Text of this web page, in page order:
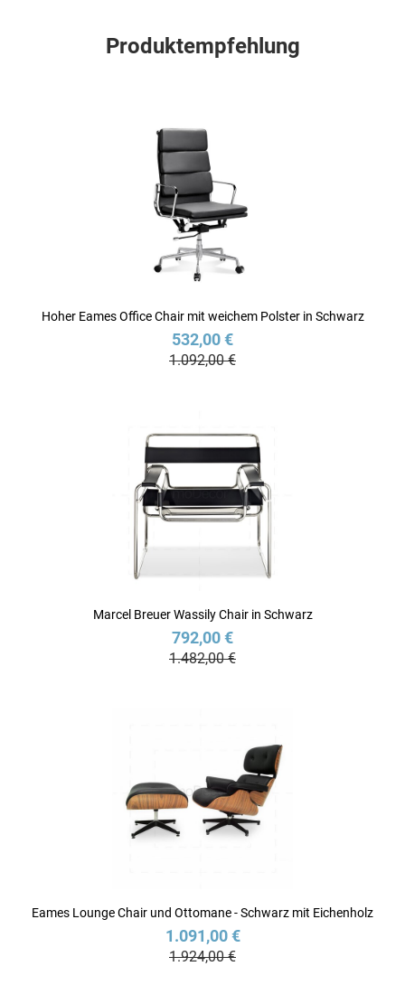
Produktempfehlung
Hoher Eames Office Chair mit weichem Polster in Schwarz
532,00 €
1.092,00 €
Marcel Breuer Wassily Chair in Schwarz
792,00 €
1.482,00 €
Eames Lounge Chair und Ottomane - Schwarz mit Eichenholz
1.091,00 €
1.924,00 €